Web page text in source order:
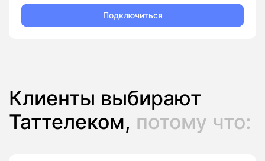
Подключиться
Клиенты выбирают
Таттелеком, потому что: